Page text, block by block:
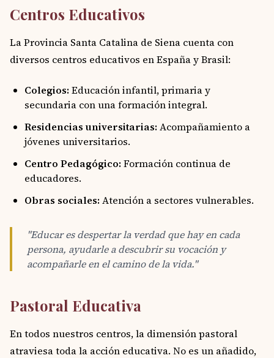
Centros Educativos
La Provincia Santa Catalina de Siena cuenta con
diversos centros educativos en España y Brasil:
Colegios: Educación infantil, primaria y
secundaria con una formación integral.
Residencias universitarias: Acompañamiento a
jóvenes universitarios.
Centro Pedagógico: Formación continua de
educadores.
Obras sociales: Atención a sectores vulnerables.
"Educar es despertar la verdad que hay en cada
persona, ayudarle a descubrir su vocación y
acompañarle en el camino de la vida."
Pastoral Educativa
En todos nuestros centros, la dimensión pastoral
atraviesa toda la acción educativa. No es un añadido,